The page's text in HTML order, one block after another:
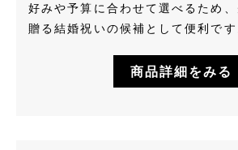
好みや予算に合わせて選べるため
贈る結婚祝いの候補として便利です
商品詳細をみる